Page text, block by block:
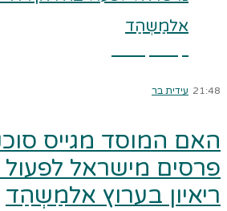
21:48 עידית בר
האם המוסד מגייס
פרסים מישראל לפעול
ריאיון בערוץ אלמַשְהַד